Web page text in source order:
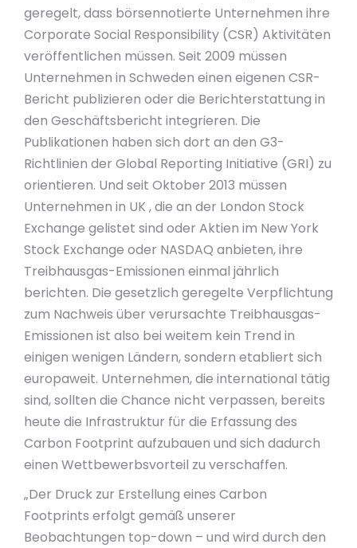
geregelt, dass börsennotierte Unternehmen ihre
Corporate Social Responsibility (CSR) Aktivitäten
veröffentlichen müssen. Seit 2009 müssen
Unternehmen in Schweden einen eigenen CSR-
Bericht publizieren oder die Berichterstattung in
den Geschäftsbericht integrieren. Die
Publikationen haben sich dort an den G3-
Richtlinien der Global Reporting Initiative (GRI) zu
orientieren. Und seit Oktober 2013 müssen
Unternehmen in UK , die an der London Stock
Exchange gelistet sind oder Aktien im New York
Stock Exchange oder NASDAQ anbieten, ihre
Treibhausgas-Emissionen einmal jährlich
berichten. Die gesetzlich geregelte Verpflichtung
zum Nachweis über verursachte Treibhausgas-
Emissionen ist also bei weitem kein Trend in
einigen wenigen Ländern, sondern etabliert sich
europaweit. Unternehmen, die international tätig
sind, sollten die Chance nicht verpassen, bereits
heute die Infrastruktur für die Erfassung des
Carbon Footprint aufzubauen und sich dadurch
einen Wettbewerbsvorteil zu verschaffen.
„Der Druck zur Erstellung eines Carbon
Footprints erfolgt gemäß unserer
Beobachtungen top-down – und wird durch den